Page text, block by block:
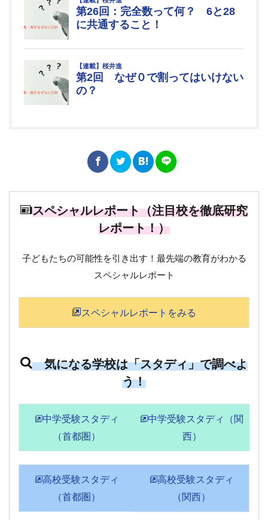
スペシャルレポート（注目校を徹底研究
レポート！）
子どもたちの可能性を引き出す！最先端の教育がわかる
スペシャルレポート
スペシャルレポートをみる
気になる学校は「スタディ」で調べよ
う！
中学受験スタディ
（首都圏）
中学受験スタディ（関
西）
高校受験スタディ
（首都圏）
高校受験スタディ
（関西）